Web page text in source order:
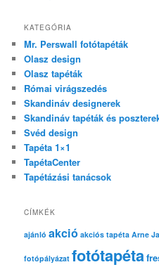
KATEGÓRIA
Mr. Perswall fotótapéták
Olasz design
Olasz tapéták
Római virágszedés
Skandináv designerek
Skandináv tapéták és
Svéd design
Tapéta 1×1
TapétaCenter
Tapétázási tanácsok
CÍMKÉK
ajánló akció akciós tapéta Arne
fotópályázat fotótapéta